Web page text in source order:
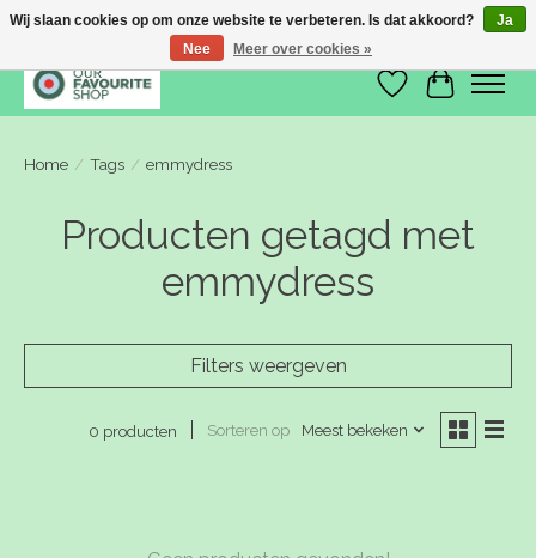
Verlanglijst
Home / Tags / emmydress
Producten getagd met
emmydress
Filters weergeven
0 producten Sorteren op Meest bekeken
Wij slaan cookies op om onze website te verbeteren. Is dat akkoord?
Ja
Nee
Meer over cookies »